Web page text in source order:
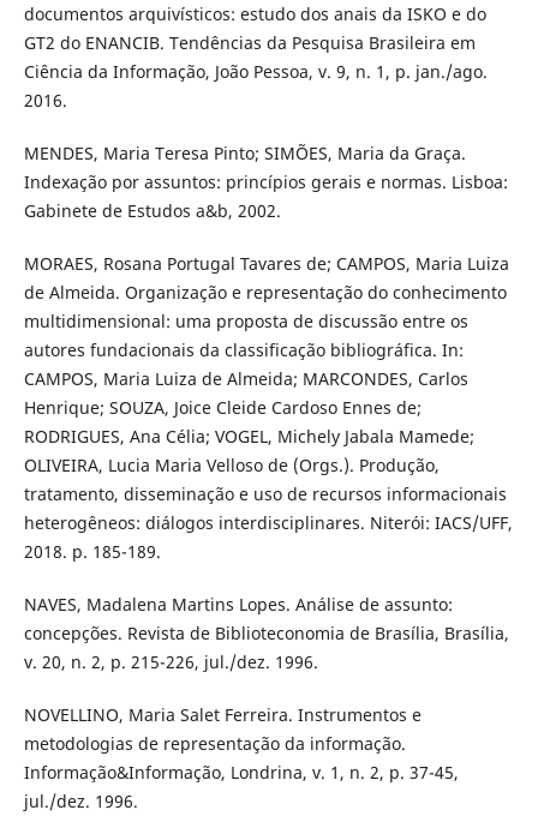
documentos arquivísticos: estudo dos anais da ISKO e do
GT2 do ENANCIB. Tendências da Pesquisa Brasileira em
Ciência da Informação, João Pessoa, v. 9, n. 1, p. jan./ago.
2016.
MENDES, Maria Teresa Pinto; SIMÕES, Maria da Graça.
Indexação por assuntos: princípios gerais e normas. Lisboa:
Gabinete de Estudos a&b, 2002.
MORAES, Rosana Portugal Tavares de; CAMPOS, Maria Luiza
de Almeida. Organização e representação do conhecimento
multidimensional: uma proposta de discussão entre os
autores fundacionais da classificação bibliográfica. In:
CAMPOS, Maria Luiza de Almeida; MARCONDES, Carlos
Henrique; SOUZA, Joice Cleide Cardoso Ennes de;
RODRIGUES, Ana Célia; VOGEL, Michely Jabala Mamede;
OLIVEIRA, Lucia Maria Velloso de (Orgs.). Produção,
tratamento, disseminação e uso de recursos informacionais
heterogêneos: diálogos interdisciplinares. Niterói: IACS/UFF,
2018. p. 185-189.
NAVES, Madalena Martins Lopes. Análise de assunto:
concepções. Revista de Biblioteconomia de Brasília, Brasília,
v. 20, n. 2, p. 215-226, jul./dez. 1996.
NOVELLINO, Maria Salet Ferreira. Instrumentos e
metodologias de representação da informação.
Informação&Informação, Londrina, v. 1, n. 2, p. 37-45,
jul./dez. 1996.